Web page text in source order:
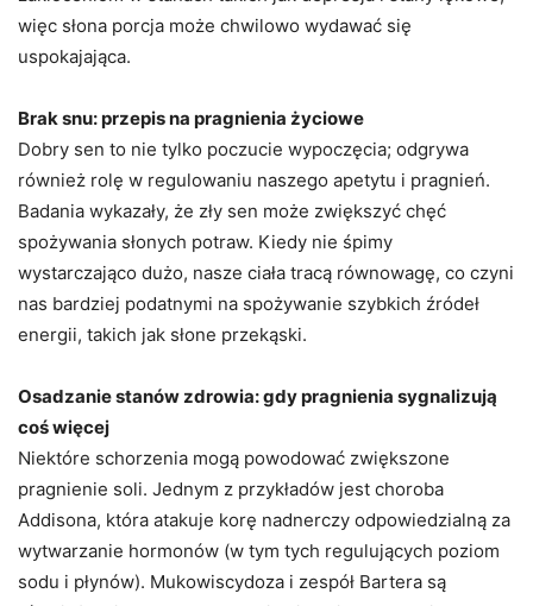
więc słona porcja może chwilowo wydawać się
uspokajająca.
Brak snu: przepis na pragnienia życiowe
Dobry sen to nie tylko poczucie wypoczęcia; odgrywa
również rolę w regulowaniu naszego apetytu i pragnień.
Badania wykazały, że zły sen może zwiększyć chęć
spożywania słonych potraw. Kiedy nie śpimy
wystarczająco dużo, nasze ciała tracą równowagę, co czyni
nas bardziej podatnymi na spożywanie szybkich źródeł
energii, takich jak słone przekąski.
Osadzanie stanów zdrowia: gdy pragnienia sygnalizują
coś więcej
Niektóre schorzenia mogą powodować zwiększone
pragnienie soli. Jednym z przykładów jest choroba
Addisona, która atakuje korę nadnerczy odpowiedzialną za
wytwarzanie hormonów (w tym tych regulujących poziom
sodu i płynów). Mukowiscydoza i zespół Bartera są